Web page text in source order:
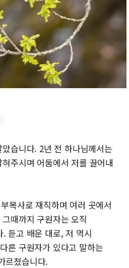
습니다. 2년 전 하나님께서는
주시며 어둠에서 저를 끌어내
목사로 재직하며 여러 곳에서
때까지 구원자는 오직
듣고 배운 대로, 저 역시
른 구원자가 있다고 말하는
르쳤습니다.